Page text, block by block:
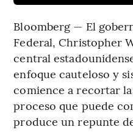
Bloomberg — El
Federal, Christopher
central
enfoque cauteloso y
comience a recortar
proceso que puede
produce un repunte